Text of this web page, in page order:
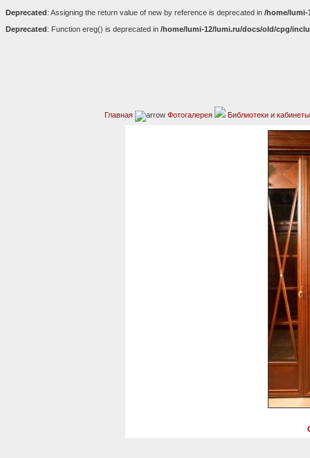
Deprecated: Assigning the return value of new by reference is deprecated in /home/lumi-
Deprecated: Function ereg() is deprecated in /home/lumi-12/lumi.ru/docs/old/cpg/
Главная Фотогалерея Библиотеки и кабинеты